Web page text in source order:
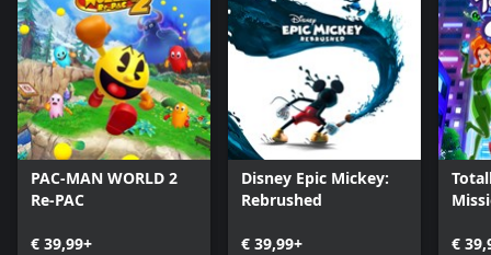
PAC-MAN WORLD 2
Re-PAC
€ 39,99+
Disney Epic Mickey:
Rebrushed
€ 39,99+ €